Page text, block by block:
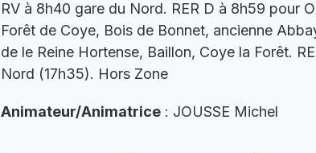
RV à 8h40 gare du Nord. RER D à 8h59 pour
Forêt de Coye, Bois de Bonnet, ancienne
de le Reine Hortense, Baillon, Coye la Forêt.
Nord (17h35). Hors Zone
Animateur/Animatrice : JOUSSE Michel